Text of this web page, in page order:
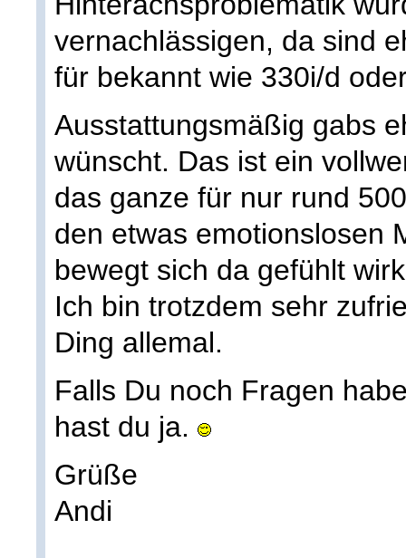
vernachlässigen, da sind
für bekannt wie 330i/d
Ausstattungsmäßig gabs
wünscht. Das ist ein
das ganze für nur rund
den etwas emotionslosen
bewegt sich da gefühlt
Ich bin trotzdem sehr
Ding allemal.
Falls Du noch Fragen
hast du ja.
Grüße
Andi